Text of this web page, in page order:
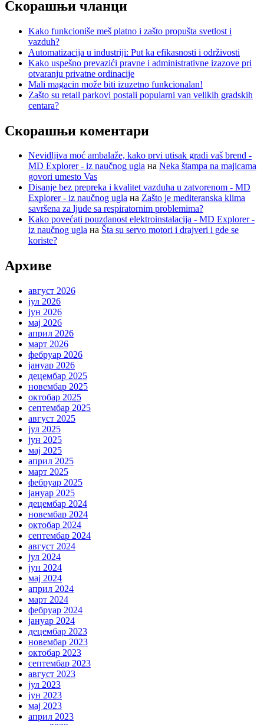
Скорашњи чланци
Kako funkcioniše meš platno i zašto propušta svetlost i
vazduh?
Automatizacija u industriji: Put ka efikasnosti i održivosti
Kako uspešno prevazići pravne i administrativne izazove pri
otvaranju privatne ordinacije
Mali magacin može biti izuzetno funkcionalan!
Zašto su retail parkovi postali popularni van velikih gradskih
centara?
Скорашњи коментари
Nevidljiva moć ambalaže, kako prvi utisak gradi vaš brend -
MD Explorer - iz naučnog ugla на Neka štampa na majicama
govori umesto Vas
Disanje bez prepreka i kvalitet vazduha u zatvorenom - MD
Explorer - iz naučnog ugla на Zašto je mediteranska klima
savršena za ljude sa respiratornim problemima?
Kako povećati pouzdanost elektroinstalacija - MD Explorer -
iz naučnog ugla на Šta su servo motori i drajveri i gde se
koriste?
Архиве
август 2026
јул 2026
јун 2026
мај 2026
април 2026
март 2026
фебруар 2026
јануар 2026
децембар 2025
новембар 2025
октобар 2025
септембар 2025
август 2025
јул 2025
јун 2025
мај 2025
април 2025
март 2025
фебруар 2025
јануар 2025
децембар 2024
новембар 2024
октобар 2024
септембар 2024
август 2024
јул 2024
јун 2024
мај 2024
април 2024
март 2024
фебруар 2024
јануар 2024
децембар 2023
новембар 2023
октобар 2023
септембар 2023
август 2023
јул 2023
јун 2023
мај 2023
април 2023